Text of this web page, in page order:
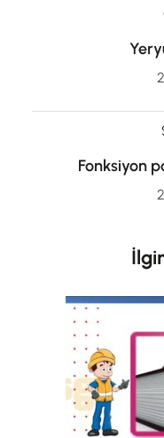
Fonksiyon